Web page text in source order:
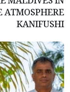
ATMOSPHERE
KANIFUSHI